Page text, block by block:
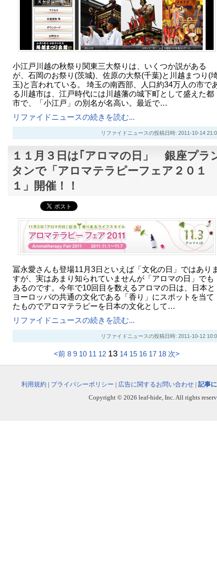
小江戸川越の秋祭り関東三大祭りは、いくつか説がある
が、石岡のお祭り(茨城)、佐原の大祭(千葉)と川越まつり(
玉)と言われている。 埼玉の南西部、人口約34万人の市で
る川越市は、江戸時代には川越藩の城下町として盛えた都
市で、「小江戸」の別名が名高い。最近で…
リファイドニュースの続きを読む...
リファイドニュースの投稿日時: 2011-10-14
１１月３日は｢アロマの日」 銀座プラ
タンで「アロマテラピーフェア２０１
１」開催！！
冨永愛さんも登場11月3日といえば「文化の日」ではあり
すが、実はあまり知られていませんが「アロマの日」でも
あるのです。今年で10回目を数えるアロマの日は、日本と
ヨーロッパの共通の文化である「香り」にスポットを当て
たものでアロマテラピーを日本の文化として…
リファイドニュースの続きを読む...
リファイドニュースの投稿日時: 2011-10-12
<前 8 9 10 11 12 13 14 15 16 17 18 次>
利用規約 | プライバシーポリシー | 広告に関するお問い合わせ | 記事
Copyright © 2026 leaf-hide, Inc. All rights